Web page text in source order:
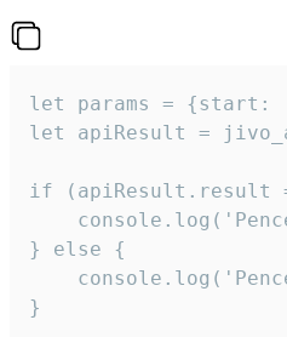
let params =
let apiResult =
if
} else {
}